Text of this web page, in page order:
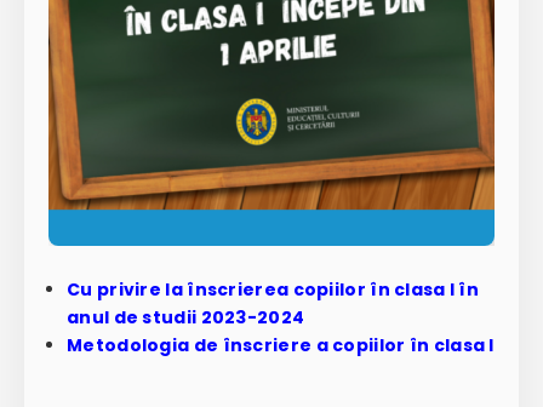
Cu privire la înscrierea copiilor în clasa I în
anul de studii 2023-2024
Metodologia de înscriere a copiilor în clasa I